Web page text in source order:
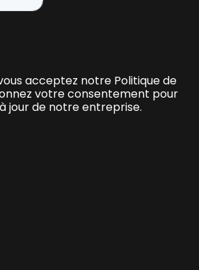
acceptez notre Politique de
votre consentement pour
jour de notre entreprise.